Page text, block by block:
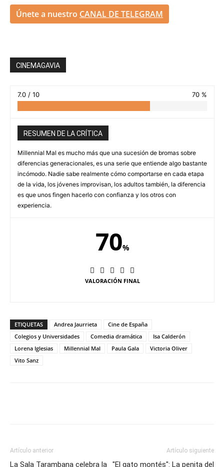
Únete a nuestro CANAL DE TELEGRAM
CINEMAGAVIA
7.0 / 10 70 %
RESUMEN DE LA CRÍTICA
Millennial Mal es mucho más que una sucesión de bromas sobre
diferencias generacionales, es una serie que entiende algo bastante
incómodo. Nadie sabe realmente cómo comportarse en cada etapa
de la vida, los jóvenes improvisan, los adultos también, la diferencia
es que unos fingen hacerlo con confianza y los otros con
experiencia.
70%
VALORACIÓN FINAL
ETIQUETAS Andrea Jaurrieta
Cine de España
Colegios y Universidades
Comedia dramática
Isa Calderón
Lorena Iglesias
Millennial Mal Paula Gala
Victoria Oliver
Vito Sanz
Artículo anterior
La Sala Tarambana celebra la
Artículo siguiente
"El gato montés": La penita del